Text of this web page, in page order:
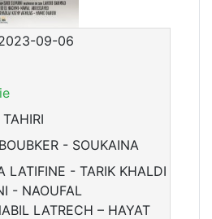
09-06
- SOUKAINA
LATIFINE - TARIK KHALDI
- NAOUFAL
LATRECH – HAYAT